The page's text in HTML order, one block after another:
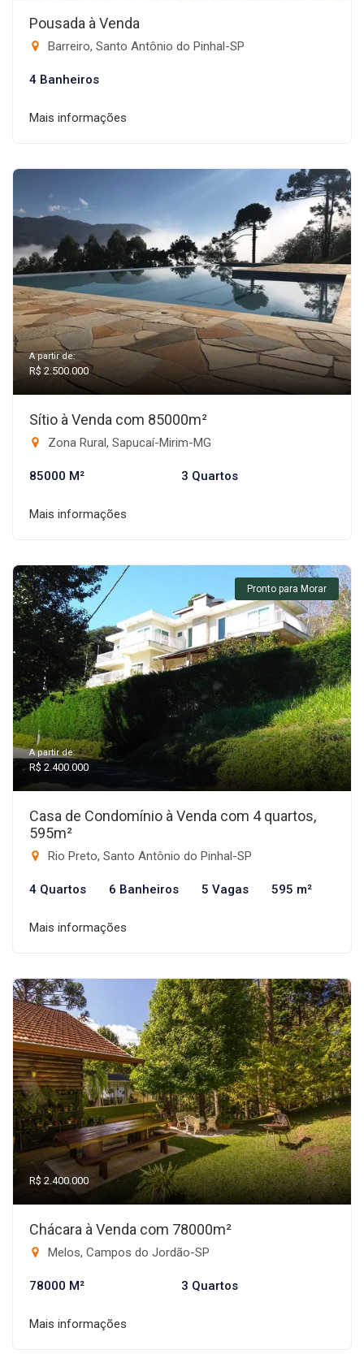
Pousada à Venda
Barreiro, Santo Antônio do Pinhal-SP
4 Banheiros
Mais informações
A partir de:
R$ 2.500.000
Sítio à Venda com 85000m²
Zona Rural, Sapucaí-Mirim-MG
85000 M² 3 Quartos
Mais informações
Pronto para Morar
A partir de:
R$ 2.400.000
Casa de Condomínio à Venda com 4 quartos,
595m²
Rio Preto, Santo Antônio do Pinhal-SP
4 Quartos 6 Banheiros 5 Vagas 595 m²
Mais informações
R$ 2.400.000
Chácara à Venda com 78000m²
Melos, Campos do Jordão-SP
78000 M² 3 Quartos
Mais informações